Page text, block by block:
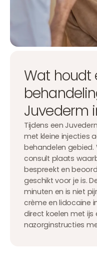
Wat houdt
Juvederm
Tijdens een
met kleine injecties
behandelen
consult plaats
bespreekt en
geschikt voor je is.
minuten en is niet
crème en lidocaïne
direct koelen met ijs
nazorginstructies